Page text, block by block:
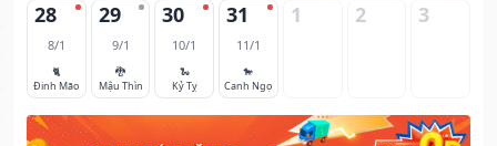
28
8/1
🐈
Đinh Mão
29
9/1
🐉
Mậu Thìn
30
10/1
🐍
Kỷ Tỵ
31
11/1
🐎
Canh Ngọ
1 2 3